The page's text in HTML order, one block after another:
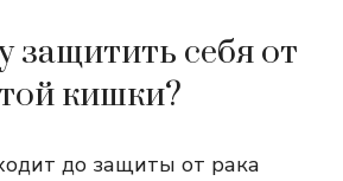
защитить себя от
кишки?
до защиты от рака